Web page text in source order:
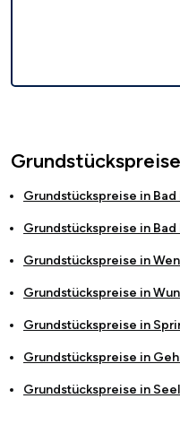
Grundstückspreise in
Grundstückspreise in
Grundstückspreise in
Grundstückspreise in
Grundstückspreise in
Grundstückspreise in
Grundstückspreise in